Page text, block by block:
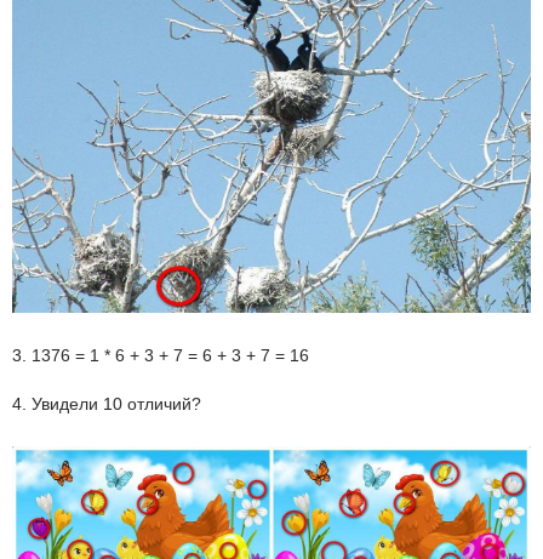
3. 1376 = 1 * 6 + 3 + 7 = 6 + 3 + 7 = 16
4. Увидели 10 отличий?